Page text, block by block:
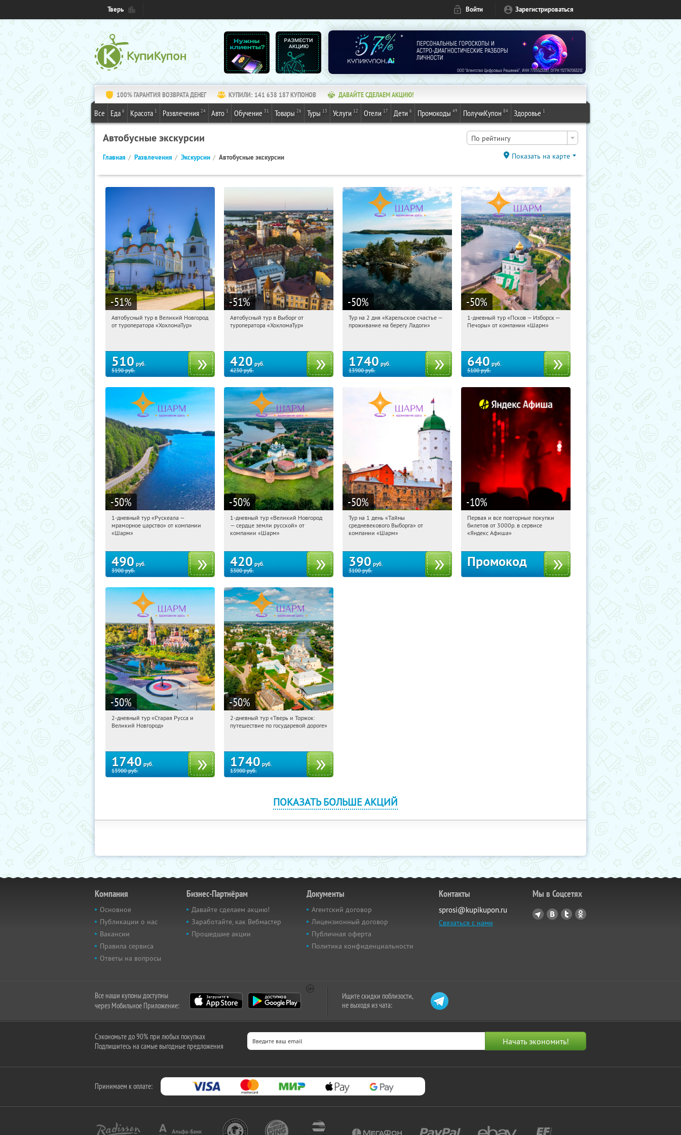
Тверь Войти Зарегистрироваться
100% ГАРАНТИЯ ВОЗВРАТА ДЕНЕГ КУПИЛИ: 141 638 187КУПОНОВ ДАВАЙТЕ СДЕЛАЕМ АКЦИЮ!
Все Еда 6 Красота 1 Развлечения 24 Авто 1 Обучение 31 Товары 26 Туры 13 Услуги 12 Отели 17 Дети 6 Промокоды 49 ПолучиКупон 84 Здоровье 1
Автобусные экскурсии По рейтингу
Главная Развлечения Экскурсии Автобусные экскурсии Показать на карте
-51%
13:09:36 Купили:2
Автобусный тур в Великий Новгород
от туроператора «ХохломаТур»
510 руб.
5190руб.
-51%
13:09:36 Купили:
Автобусный тур в Выборг от
туроператора «ХохломаТур»
420 руб.
4230руб.
-50%
13:09:36 Купили:39
Тур на 2 дня «Карельское счастье —
проживание на берегу Ладоги»
1740 руб.
13900руб.
-50%
13:09:36 Купили:12
1-дневный тур «Псков — Изборск —
Печоры» от компании «Шарм»
640 руб.
5100руб.
-50%
13:09:36 Купили:
Достоевская
1-дневный тур «Рускеала —
мраморное царство» от компании
«Шарм»
490 руб.
3900руб.
-50%
13:09:36 Купили:22
Достоевская
1-дневный тур «Великий Новгород
— сердце земли русской» от
компании «Шарм»
420 руб.
3300руб.
-50%
13:09:36
Достоевская
Тур на 1 день «Тайны
средневекового Выборга» от
компании «Шарм»
390 руб.
3100руб.
-10%
13:09:36 Получили:
Россия
Первая и все повторные покупки
билетов от 3000р. в сервисе
«Яндекс Афиша»
Промокод
-50%
13:09:36 Купили:
2-дневный тур «Старая Русса и
Великий Новгород»
1740 руб.
13900руб.
-50%
13:09:36 Купили:
2-дневный тур «Тверь и Торжок:
путешествие по государевой дороге»
1740 руб.
13900руб.
ПОКАЗАТЬ БОЛЬШЕ АКЦИЙ
Компания
Основное
Публикации о нас
Вакансии
Правила сервиса
Ответы на вопросы
Бизнес-Партнёрам
Давайте сделаем акцию!
Заработайте, как Вебмастер
Прошедшие акции
Документы
Агентский договор
Лицензионный договор
Публичная оферта
Политика конфиденциальности
Контакты
sprosi@kupikupon.ru
Связаться с нами
Мы в Соцсетях
Все наши купоны доступны
через Мобильное Приложение:
Ищите скидки поблизости,
не выходя из чата:
Сэкономьте до 90% при любых покупках
Подпишитесь на самые выгодные предложения
Принимаем к оплате: